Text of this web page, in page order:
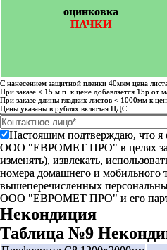
оцинковка
ПАЧКИ
С нанесением защитной пленки 40мкм цена
При заказе < 15 м.п. к цене добавляется 15р от
При заказе длины гладких листов < 1000мм к
Цены указаны в рублях включая НДС
Настоящим подтверждаю, что я
ООО "ЕВРОМЕТ ПРО" в целях
изменять), извлекать,
номера домашнего и мобильного
вышеперечисленных
ООО "ЕВРОМЕТ ПРО" и его
Некондиция
Таблица №9